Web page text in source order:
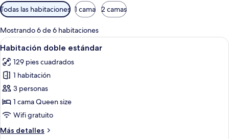
Filtros
disponibles
para
las
habitaciones
Todas las habitaciones 1 cama 2 camas
Mostrando 6 de 6 habitaciones
Abrir
todas
las
fotos
de
Habitación
doble
Una cama bien hecha con colcha
1
Habitación doble estándar
129 pies cuadrados
1 habitación
3 personas
1 cama Queen size
Wifi gratuito
Más detalles
Más